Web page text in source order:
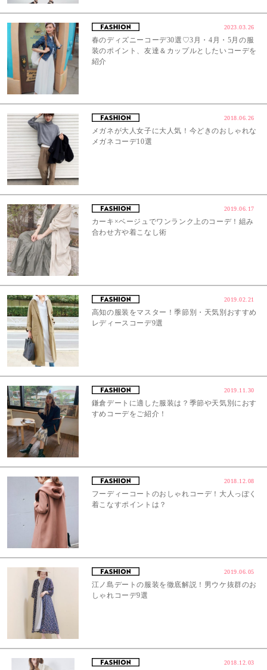
2023.03.26
春のディズニーコーデ30選♡3月・4月・5月の服
装のポイント、友達＆カップルとしたいコーデを
紹介
2018.06.26
メガネが大人女子に大人気！今どきのおしゃれな
メガネコーデ10選
2019.06.17
カーキ×ベージュでワンランク上のコーデ！組み
合わせ方や着こなし術
2019.02.21
高知の服装をマスター！季節別・天気別おすすめ
レディースコーデ9選
2019.11.30
鎌倉デートに適した服装は？季節や天気別におす
すめコーデをご紹介！
2018.12.08
フーディーコートのおしゃれコーデ！大人っぽく
着こなすポイントは？
2019.06.05
江ノ島デートの服装を徹底解説！男ウケ抜群のお
しゃれコーデ9選
2018.12.03